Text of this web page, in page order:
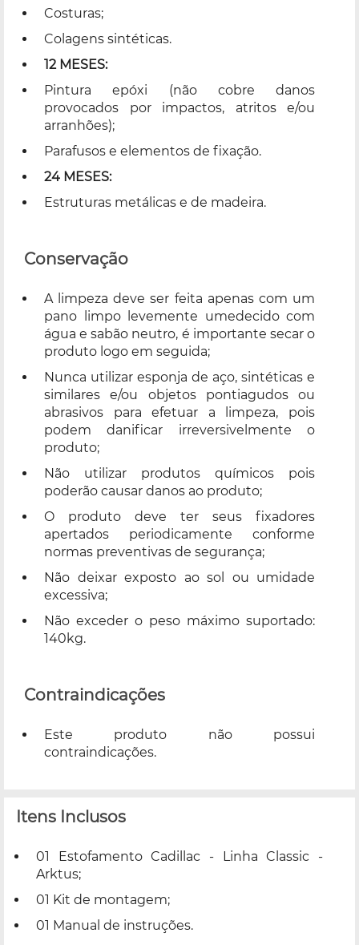
Costuras;
Colagens sintéticas.
12 MESES:
Pintura epóxi (não cobre danos
provocados por impactos, atritos e/ou
arranhões);
Parafusos e elementos de fixação.
24 MESES:
Estruturas metálicas e de madeira.
Conservação
A limpeza deve ser feita apenas com um
pano limpo levemente umedecido com
água e sabão neutro, é importante secar o
produto logo em seguida;
Nunca utilizar esponja de aço, sintéticas e
similares e/ou objetos pontiagudos ou
abrasivos para efetuar a limpeza, pois
podem danificar irreversivelmente o
produto;
Não utilizar produtos químicos pois
poderão causar danos ao produto;
O produto deve ter seus fixadores
apertados periodicamente conforme
normas preventivas de segurança;
Não deixar exposto ao sol ou umidade
excessiva;
Não exceder o peso máximo suportado:
140kg.
Contraindicações
Este produto não possui
contraindicações.
Itens Inclusos
01 Estofamento Cadillac - Linha Classic -
Arktus;
01 Kit de montagem;
01 Manual de instruções.